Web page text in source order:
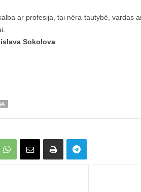
ar profesija, tai nėra tautybė, vardas
Sokolova